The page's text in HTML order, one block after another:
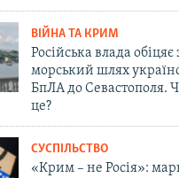
ВІЙНА ТА КРИМ
Російська влада
морський шлях
БпЛА до Севастополя.
це?
СУСПІЛЬСТВО
«Крим – не Росія»: